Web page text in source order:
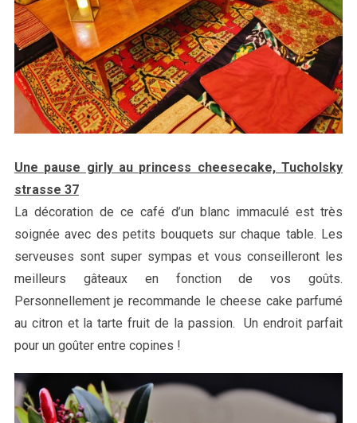
Une pause girly au princess cheesecake, Tucholsky
strasse 37
La décoration de ce café d’un blanc immaculé est très
soignée avec des petits bouquets sur chaque table. Les
serveuses sont super sympas et vous conseilleront les
meilleurs gâteaux en fonction de vos goûts.
Personnellement je recommande le cheese cake parfumé
au citron et la tarte fruit de la passion. Un endroit parfait
pour un goûter entre copines !
S
r
c
h
f
: